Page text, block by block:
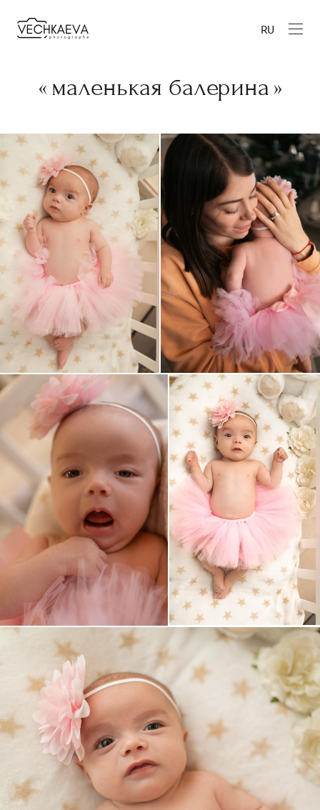
RU
« маленькая балерина »